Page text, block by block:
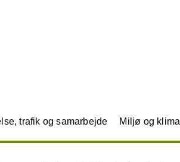
trafik og samarbejde Miljø og klima